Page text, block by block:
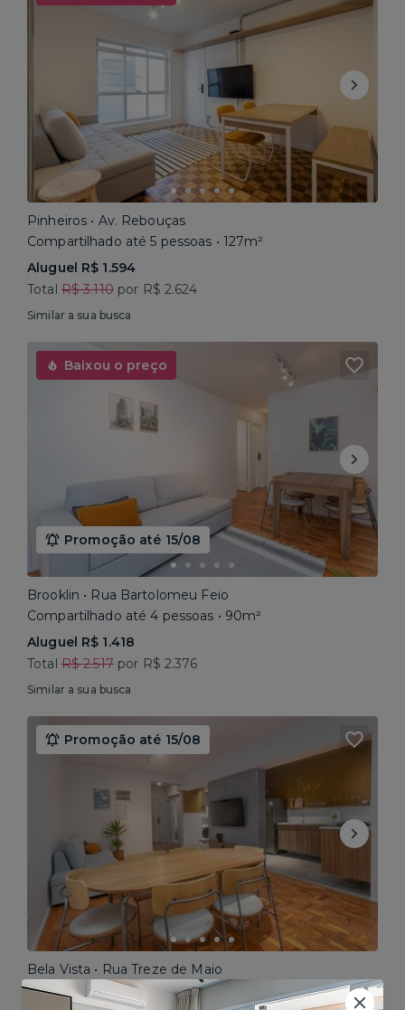
Pinheiros • Av. Rebouças
Compartilhado até 5 pessoas • 127m²
Aluguel R$ 1.594
Total R$ 3.110por R$ 2.624
Similar a sua busca
Baixou o preço
Promoção até 15/08
Brooklin • Rua Bartolomeu Feio
Compartilhado até 4 pessoas • 90m²
Aluguel R$ 1.418
Total R$ 2.517por R$ 2.376
Similar a sua busca
Promoção até 15/08
Bela Vista • Rua Treze de Maio
Compartilhado até 5 pessoas • 160m²